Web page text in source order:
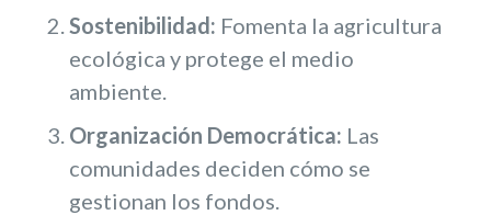
Sostenibilidad: Fomenta la agricultura
ecológica y protege el medio
ambiente.
Organización Democrática: Las
comunidades deciden cómo se
gestionan los fondos.